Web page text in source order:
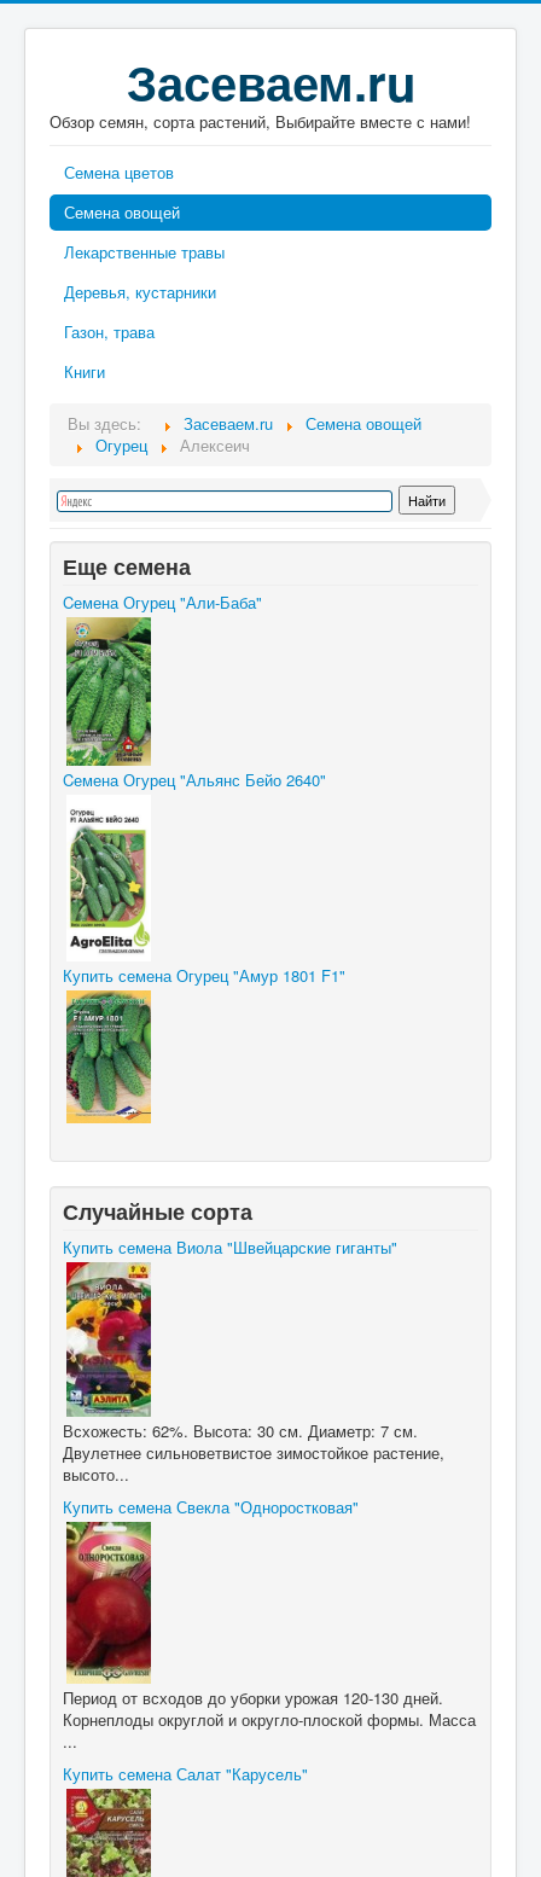
Засеваем.ru
Обзор семян, сорта растений, Выбирайте вместе с нами!
Семена цветов
Семена овощей
Лекарственные травы
Деревья, кустарники
Газон, трава
Книги
Вы здесь: Засеваем.ru
Семена овощей
Огурец
Алексеич
Еще семена
Cемена Огурец "Али-Баба"
Cемена Огурец "Альянс Бейо 2640"
Купить семена Огурец "Амур 1801 F1"
Случайные сорта
Купить семена Виола "Швейцарские гиганты"
Всхожесть: 62%. Высота: 30 см. Диаметр: 7 см.
Двулетнее сильноветвистое зимостойкое растение,
высото...
Купить семена Свекла "Одноростковая"
Период от всходов до уборки урожая 120-130 дней.
Корнеплоды округлой и округло-плоской формы. Масса
...
Купить семена Салат "Карусель"